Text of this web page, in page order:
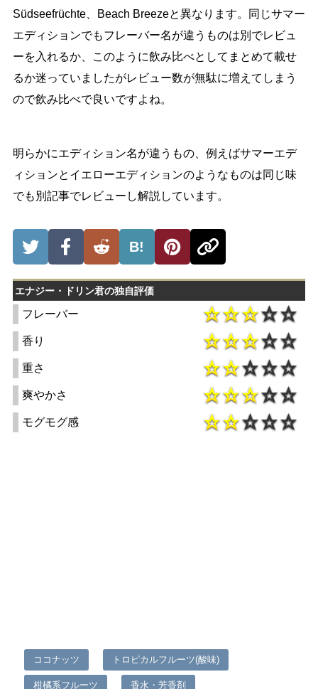
Südseefrüchte、Beach Breezeと異なります。同じサマー
エディションでもフレーバー名が違うものは別でレビュ
ーを入れるか、このように飲み比べとしてまとめて載せ
るか迷っていましたがレビュー数が無駄に増えてしまう
ので飲み比べで良いですよね。
明らかにエディション名が違うもの、例えばサマーエデ
ィションとイエローエディションのようなものは同じ味
でも別記事でレビューし解説しています。
B!
エナジー・ドリン君の独自評価
フレーバー
香り
重さ
爽やかさ
モグモグ感
ココナッツ トロピカルフルーツ(酸味)
柑橘系フルーツ 香水・芳香剤